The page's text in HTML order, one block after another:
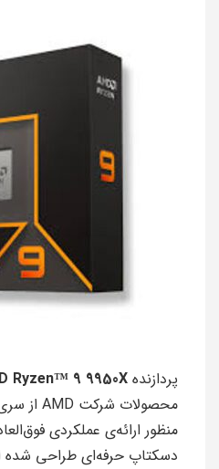
پردازنده Ryzen™ 9 9950X
منظور ارائه‌ی عملکردی
دسکتاپ حرفه‌ای طراحی شده